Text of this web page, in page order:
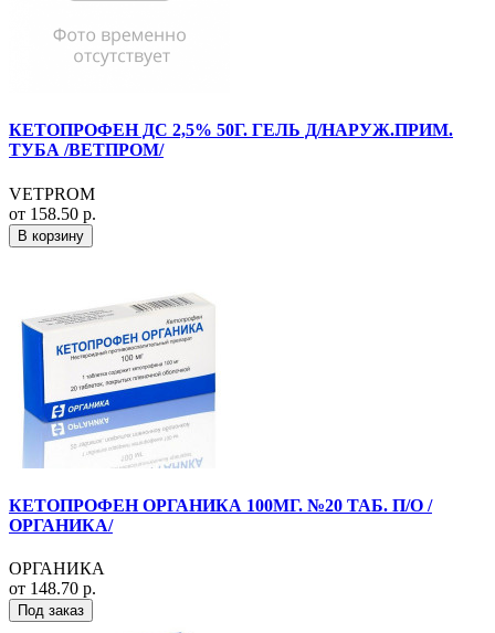
КЕТОПРОФЕН ДС 2,5% 50Г. ГЕЛЬ Д/НАРУЖ.ПРИМ.
ТУБА /ВЕТПРОМ/
VETPROM
от 158.50 р.
В корзину
КЕТОПРОФЕН ОРГАНИКА 100МГ. №20 ТАБ. П/О /
ОРГАНИКА/
ОРГАНИКА
от 148.70 р.
Под заказ